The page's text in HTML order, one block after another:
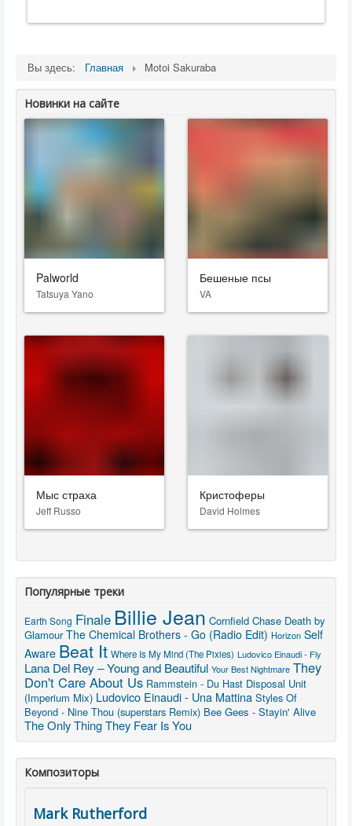
Вы здесь: Главная Motoi Sakuraba
Новинки на сайте
Palworld
Tatsuya Yano
Бешеные псы
VA
Мыс страха
Jeff Russo
Кристоферы
David Holmes
Популярные треки
Earth Song Finale Billie Jean Cornfield Chase Death by
Glamour The Chemical Brothers - Go (Radio Edit) Horizon Self
Aware Beat It Where Is My Mind (The Pixies) Ludovico Einaudi - Fly
Lana Del Rey – Young and Beautiful Your Best Nightmare They
Don't Care About Us Rammstein - Du Hast Disposal Unit
(Imperium Mix) Ludovico Einaudi - Una Mattina Styles Of
Beyond - Nine Thou (superstars Remix) Bee Gees - Stayin' Alive
The Only Thing They Fear Is You
Композиторы
Mark Rutherford